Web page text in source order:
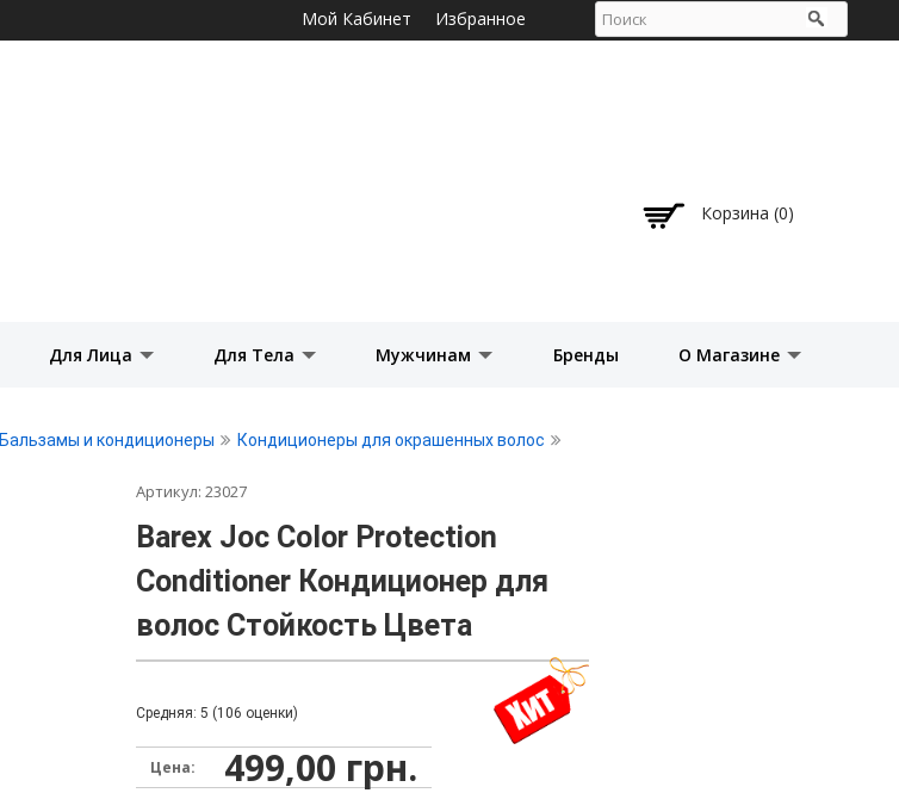
основному
Мой Кабинет Избранное
Корзина (0)
Для Лица Для Тела Мужчинам Бренды О Магазине
Бальзамы и кондиционеры Кондиционеры для окрашенных волос
Артикул:23027
Barex Joc Color Protection
Conditioner Кондиционер для
волос Стойкость Цвета
Средняя:5 (106 оценки)
Цена: 499,00 грн.